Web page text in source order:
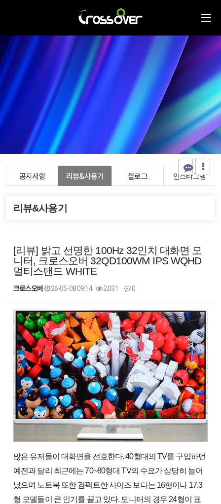
공지사항 리뷰&사용기 블로그 인스타그램
리뷰&사용기
[리뷰] 밝고 선명한 100Hz 32인치 대화면 모
니터, 크로스오버 32QD100WM IPS WQHD
멀티스탠드 WHITE
크로스오버 26-05-08 09:14 2,031 0
본문
많은 유저들이 대화면을 선호한다. 40형대의 TV를 구입하던
예전과 달리 최근에는 70~80형대 TV의 수요가 상당히 늘어
났으며 노트북 또한 컴팩트한 사이즈 보다는 16형이나 17.3
형 모델들이 큰 인기를 끌고 있다. 모니터의 경우 24형이 표